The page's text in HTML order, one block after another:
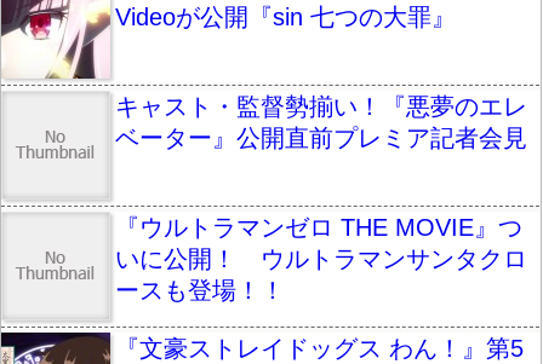
Videoが公開『sin 七つの大罪』
キャスト・監督勢揃い！『悪夢のエレ
ベーター』公開直前プレミア記者会見
『ウルトラマンゼロ THE MOVIE』つ
いに公開！ ウルトラマンサンタクロ
ースも登場！！
『文豪ストレイドッグス わん！』第5